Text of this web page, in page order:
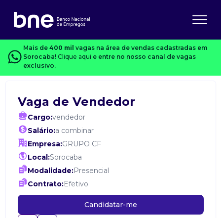
Mais de 400 mil vagas na área de vendas cadastradas em
Sorocaba! Clique aqui e entre no nosso canal de vagas
exclusivo.
Vaga de Vendedor
Cargo:vendedor
Salário:a combinar
Empresa:GRUPO CF
Local:Sorocaba
Modalidade:Presencial
Contrato:Efetivo
Candidatar-me